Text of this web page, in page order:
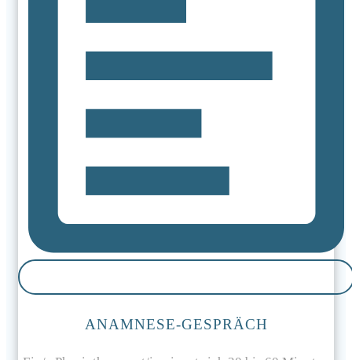
ANAMNESE-GESPRÄCH